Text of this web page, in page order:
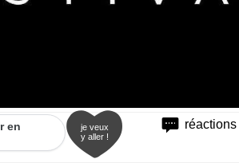
réactions
en
je veux
y aller !